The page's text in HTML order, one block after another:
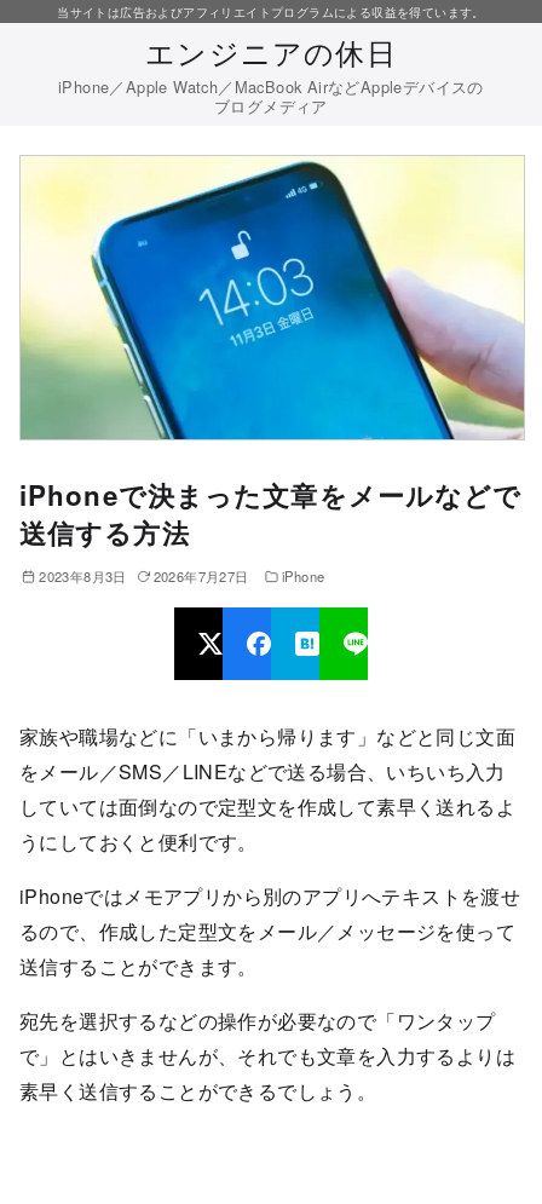
当サイトは広告およびアフィリエイトプログラムによる収益を得ています。
エンジニアの休日
iPhone／Apple Watch／MacBook AirなどAppleデバイスの
ブログメディア
iPhoneで決まった文章をメールなどで
送信する方法
2023年8月3日 2026年7月27日 iPhone
家族や職場などに「いまから帰ります」などと同じ文面
をメール／SMS／LINEなどで送る場合、いちいち入力
していては面倒なので定型文を作成して素早く送れるよ
うにしておくと便利です。
iPhoneではメモアプリから別のアプリへテキストを渡せ
るので、作成した定型文をメール／メッセージを使って
送信することができます。
宛先を選択するなどの操作が必要なので「ワンタップ
で」とはいきませんが、それでも文章を入力するよりは
素早く送信することができるでしょう。